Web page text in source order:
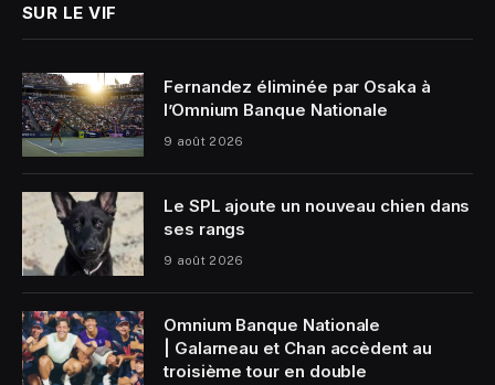
SUR LE VIF
Fernandez éliminée par Osaka à
l’Omnium Banque Nationale
9 août 2026
Le SPL ajoute un nouveau chien dans
ses rangs
9 août 2026
Omnium Banque Nationale
| Galarneau et Chan accèdent au
troisième tour en double